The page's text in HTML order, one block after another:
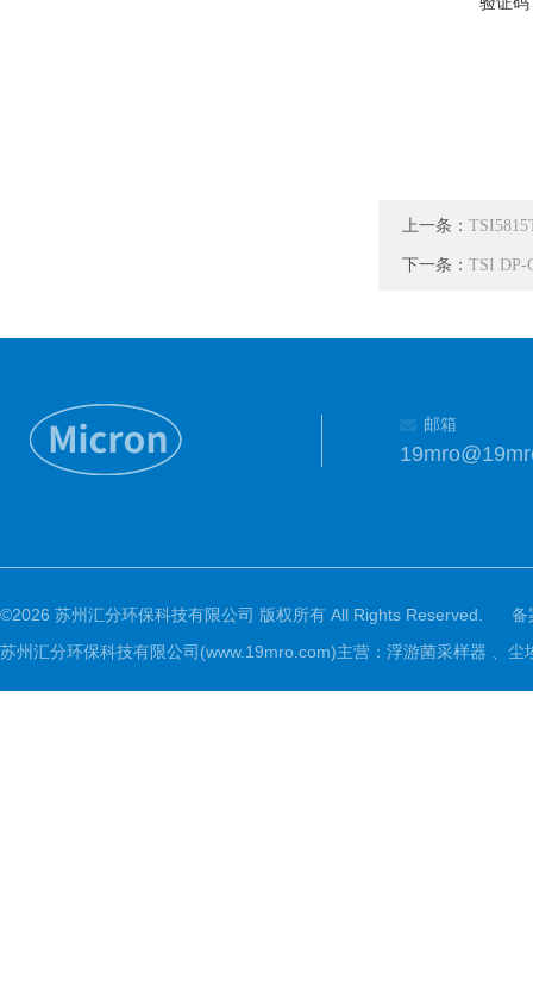
上一条：
下一条： TSI DP-
邮箱
©2026 苏州汇分环保科技有限公司 版权所有 All Rights Reserved.
备
苏州汇分环保科技有限公司(www.19mro.com)主营：浮游菌采样器 、